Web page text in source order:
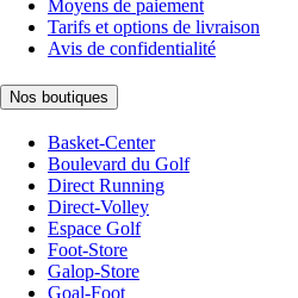
Moyens de paiement
Tarifs et options de livraison
Avis de confidentialité
Nos boutiques
Basket-Center
Boulevard du Golf
Direct Running
Direct-Volley
Espace Golf
Foot-Store
Galop-Store
Goal-Foot